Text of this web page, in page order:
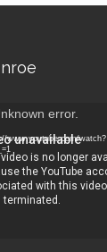
error.
www.youtube.com/watch?